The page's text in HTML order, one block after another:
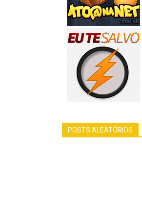
POSTS ALEATÓRIOS